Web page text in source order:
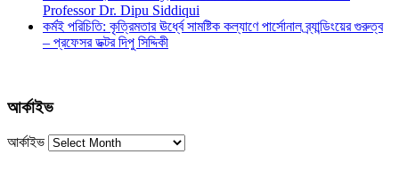
Professor Dr. Dipu Siddiqui
কর্মই পরিচিতি: কৃত্রিমতার ঊর্ধ্বে সামষ্টিক কল্যাণে পার্সোনাল ব্র্যান্ডিংয়ের গুরুত্ব
– প্রফেসর ডক্টর দিপু সিদ্দিকী
আর্কাইভ
আর্কাইভ